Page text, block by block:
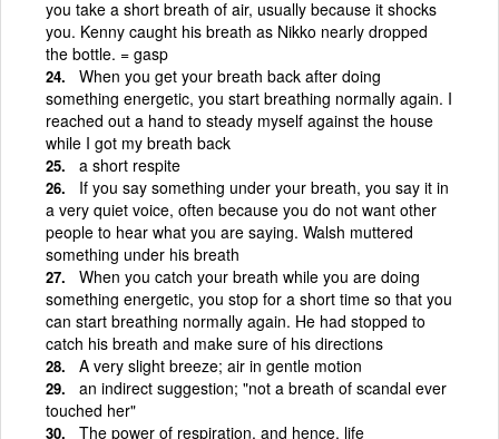
you take a short breath of air, usually because it shocks
you. Kenny caught his breath as Nikko nearly dropped
the bottle. = gasp
When you get your breath back after doing
something energetic, you start breathing normally again. I
reached out a hand to steady myself against the house
while I got my breath back
a short respite
If you say something under your breath, you say it in
a very quiet voice, often because you do not want other
people to hear what you are saying. Walsh muttered
something under his breath
When you catch your breath while you are doing
something energetic, you stop for a short time so that you
can start breathing normally again. He had stopped to
catch his breath and make sure of his directions
A very slight breeze; air in gentle motion
an indirect suggestion; "not a breath of scandal ever
touched her"
The power of respiration, and hence, life